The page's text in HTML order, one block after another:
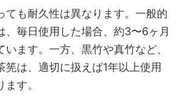
ても耐久性は異なります。一般的
、毎日使用した場合、約3〜6ヶ月
います。一方、黒竹や真竹など、
筅は、適切に扱えば1年以上使用
す。